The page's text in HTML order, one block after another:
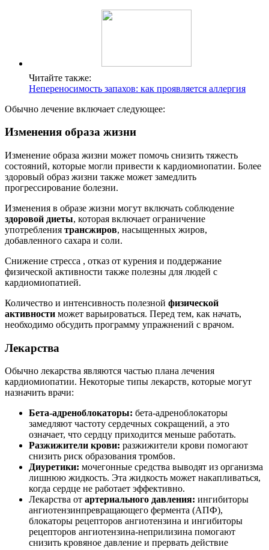
Читайте также:
Непереносимость запахов: как проявляется аллергия
Обычно лечение включает следующее:
Изменения образа жизни
Изменение образа жизни может помочь снизить тяжесть
состояний, которые могли привести к кардиомиопатии. Более
здоровый образ жизни также может замедлить
прогрессирование болезни.
Изменения в образе жизни могут включать соблюдение
здоровой диеты, которая включает ограничение
употребления трансжиров, насыщенных жиров,
добавленного сахара и соли.
Снижение стресса , отказ от курения и поддержание
физической активности также полезны для людей с
кардиомиопатией.
Количество и интенсивность полезной физической
активности может варьироваться. Перед тем, как начать,
необходимо обсудить программу упражнений с врачом.
Лекарства
Обычно лекарства являются частью плана лечения
кардиомиопатии. Некоторые типы лекарств, которые могут
назначить врачи:
Бета-адреноблокаторы: бета-адреноблокаторы
замедляют частоту сердечных сокращений, а это
означает, что сердцу приходится меньше работать.
Разжижители крови: разжижители крови помогают
снизить риск образования тромбов.
Диуретики: мочегонные средства выводят из организма
лишнюю жидкость. Эта жидкость может накапливаться,
когда сердце не работает эффективно.
Лекарства от артериального давления: ингибиторы
ангиотензинпревращающего фермента (АПФ),
блокаторы рецепторов ангиотензина и ингибиторы
рецепторов ангиотензина-неприлизина помогают
снизить кровяное давление и прервать действие